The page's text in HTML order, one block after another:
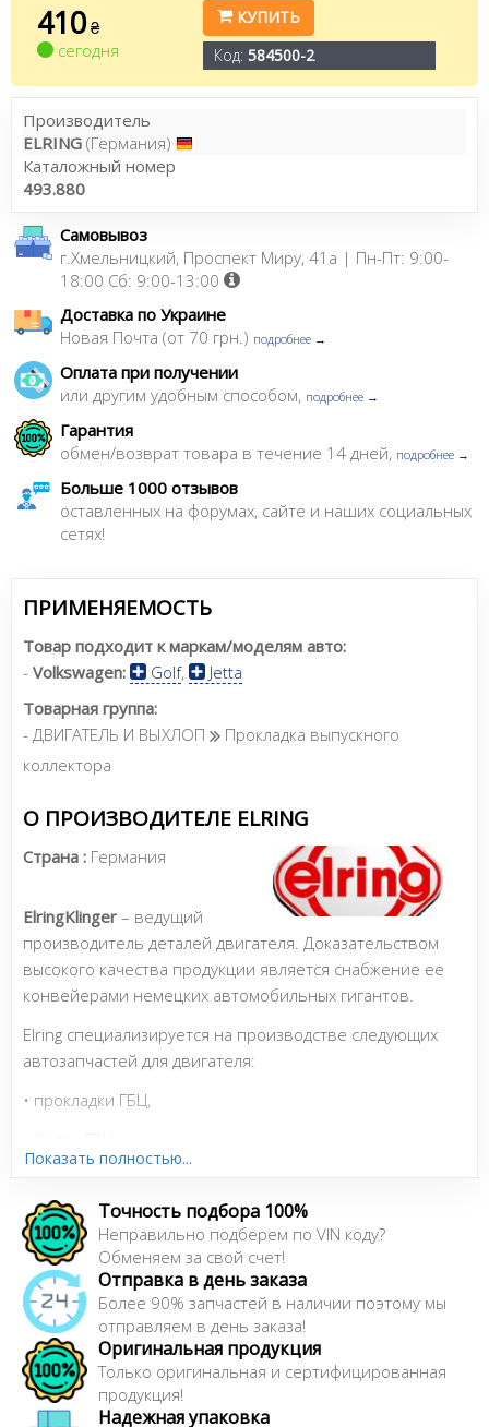
410 ₴
сегодня
КУПИТЬ
Код: 584500-2
Производитель
ELRING (Германия)
Каталожный номер
493.880
Самовывоз
г.Хмельницкий, Проспект Миру, 41а | Пн-Пт: 9:00-
18:00 Сб: 9:00-13:00
Доставка по Украине
Новая Почта (от 70 грн.) подробнее →
Оплата при получении
или другим удобным способом, подробнее →
Гарантия
обмен/возврат товара в течение 14 дней, подробнее →
Больше 1000 отзывов
оставленных на форумах, сайте и наших социальных
сетях!
ПРИМЕНЯЕМОСТЬ
Товар подходит к маркам/моделям авто:
- Volkswagen: Golf,
Jetta
Товарная группа:
- ДВИГАТЕЛЬ И ВЫХЛОП
Прокладка выпускного
коллектора
О ПРОИЗВОДИТЕЛЕ ELRING
Страна : Германия
ElringKlinger – ведущий
производитель деталей двигателя. Доказательством
высокого качества продукции является снабжение ее
конвейерами немецких автомобильных гигантов.
Elring специализируется на производстве следующих
автозапчастей для двигателя:
• прокладки ГБЦ,
выпускных коллекторов, водяных насосов,
компрессоров, турбин, КПП, мостов и т.п.
• комплекты прокладок под соответствующий ремонт
двигателя,
• сальники и маслосъемные колпачки,
• герметики
• наборы уплотнителей и уплотнительные материалы
Показать полностью...
Точность подбора 100%
Неправильно подберем по VIN коду?
Обменяем за свой счет!
Отправка в день заказа
Более 90% запчастей в наличии поэтому мы
отправляем в день заказа!
Оригинальная продукция
Только оригинальная и сертифицированная
продукция!
Надежная упаковка